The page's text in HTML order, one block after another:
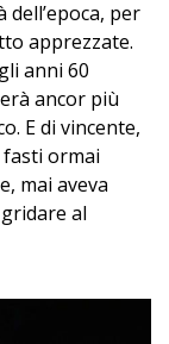
per
apprezzate.
anni 60
ancor più
E di vincente,
fasti ormai
mai aveva
al